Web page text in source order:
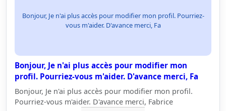
Bonjour, Je n'ai plus accès pour modifier mon profil. Pourriez-
vous m'aider. D'avance merci, Fa
Bonjour, Je n'ai plus accès pour modifier mon
profil. Pourriez-vous m'aider. D'avance merci, Fa
Bonjour, Je n'ai plus accès pour modifier mon profil.
Pourriez-vous m'aider. D'avance merci, Fabrice